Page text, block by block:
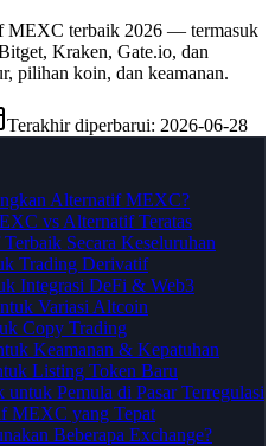
MEXC terbaik 2026 — termasuk
Kraken, Gate.io, dan
pilihan koin, dan keamanan.
Terakhir diperbarui: 2026-06-28
Alternatif MEXC?
vs Alternatif Teratas
Secara Keseluruhan
Trading Derivatif
Integrasi DeFi & Web3
Variasi Altcoin
Copy Trading
Keamanan & Kepatuhan
Listing Token Baru
Pemula di Pasar Terregulasi
MEXC yang Tepat
Beberapa Exchange?